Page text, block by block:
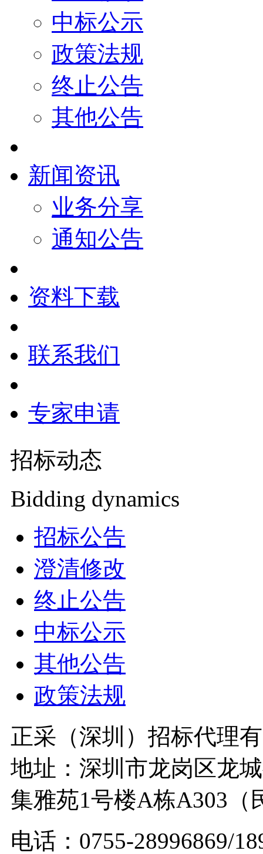
中标公示
政策法规
终止公告
其他公告
新闻资讯
业务分享
通知公告
资料下载
联系我们
专家申请
招标动态
Bidding dynamics
招标公告
澄清修改
终止公告
中标公示
其他公告
政策法规
正采（深圳）招标代理
地址：深圳市龙岗区龙
集雅苑1号楼A栋A303（
电话：0755-28996869/